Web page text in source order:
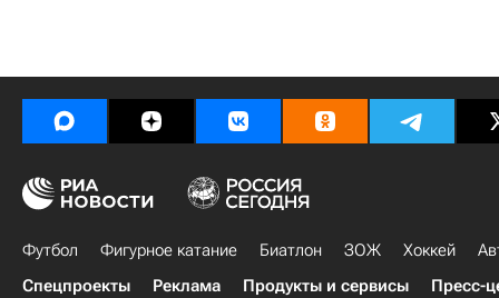
Футбол Фигурное катание Биатлон ЗОЖ Хоккей
Спецпроекты
Реклама Продукты и сервисы Пресс-